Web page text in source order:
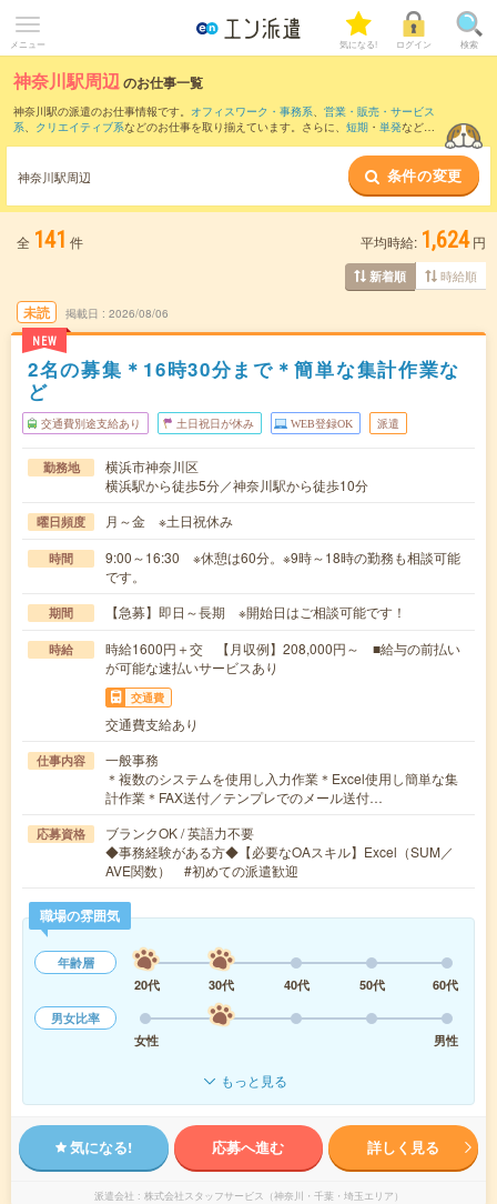
メニュー 気になる! ログイン 検索
神奈川駅周辺のお仕事一覧
神奈川駅の派遣のお仕事情報です。 オフィスワーク・事務系、 営業・販売・サービス
系、 クリエイティブ系などのお仕事を取り揃えています。さらに、 短期 ・ 単発などの
また、横浜駅・
など近隣駅のお仕事も
ご確認いただけます。
神奈川駅周辺 条件の変更
全 141 件 平均時給: 1,624 円
新着順 時給順
未読
NEW
掲載日 2026/08/06
2名の募集＊16時30分まで＊簡単な集計作業な
ど
交通費別途支給あり 土日祝日が休み WEB登録OK 派遣
勤務地
横浜市神奈川区
横浜駅から徒歩5分／神奈川駅から徒歩10分
曜日頻度 月～金 ※土日祝休み
時間
9:00～16:30 ※休憩は60分。※9時～18時の勤務も相談可能
です。
期間 【急募】即日～長期 ※開始日はご相談可能です！
時給
時給1600円＋交 【月収例】208,000円～ ■給与の前払い
が可能な速払いサービスあり
交通費
交通費支給あり
仕事内容
一般事務
＊複数のシステムを使用し入力作業＊Excel使用し簡単な集
計作業＊FAX送付／テンプレでのメール送付…
応募資格
ブランクOK / 英語力不要
◆事務経験がある方◆【必要なOAスキル】Excel（SUM／
AVE関数） #初めての派遣歓迎
職場の雰囲気
年齢層
20代
30代 40代 50代
60代
男女比率
女性
男性
もっと見る
気になる! 応募へ進む 詳しく見る
派遣会社 株式会社スタッフサービス（神奈川・千葉・埼玉エリア）